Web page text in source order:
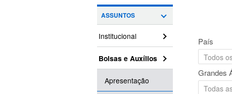
ASSUNTOS
Institucional
Bolsas e Auxílios
Apresentação
País
Grandes